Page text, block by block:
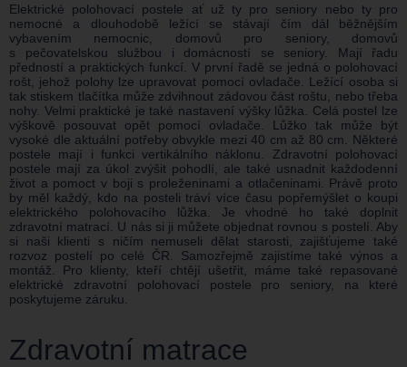
Elektrické polohovací postele ať už ty pro seniory nebo ty pro
nemocné a dlouhodobě ležící se stávají čím dál běžnějším
vybavením nemocnic, domovů pro seniory, domovů
s pečovatelskou službou i domácností se seniory. Mají řadu
předností a praktických funkcí. V první řadě se jedná o polohovací
rošt, jehož polohy lze upravovat pomocí ovladače. Ležící osoba si
tak stiskem tlačítka může zdvihnout zádovou část roštu, nebo třeba
nohy. Velmi praktické je také nastavení výšky lůžka. Celá postel lze
výškově posouvat opět pomocí ovladače. Lůžko tak může být
vysoké dle aktuální potřeby obvykle mezi 40 cm až 80 cm. Některé
postele mají i funkci vertikálního náklonu. Zdravotní polohovací
postele mají za úkol zvýšit pohodlí, ale také usnadnit každodenní
život a pomoct v boji s proleženinami a otlačeninami. Právě proto
by měl každý, kdo na posteli tráví více času popřemýšlet o koupi
elektrického polohovacího lůžka. Je vhodné ho také doplnit
zdravotní matrací. U nás si ji můžete objednat rovnou s postelí. Aby
si naši klienti s ničím nemuseli dělat starosti, zajišťujeme také
rozvoz postelí po celé ČR. Samozřejmě zajistíme také výnos a
montáž. Pro klienty, kteří chtějí ušetřit, máme také repasované
elektrické zdravotní polohovací postele pro seniory, na které
poskytujeme záruku.
Zdravotní matrace